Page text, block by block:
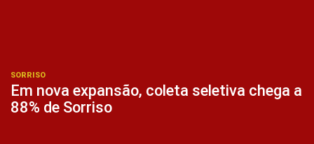
SORRISO
Em nova expansão, coleta seletiva chega a
88% de Sorriso